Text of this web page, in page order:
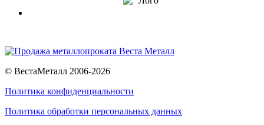
© ВестаМеталл 2006-2026
Политика конфиденциальности
Политика обработки персональных данных